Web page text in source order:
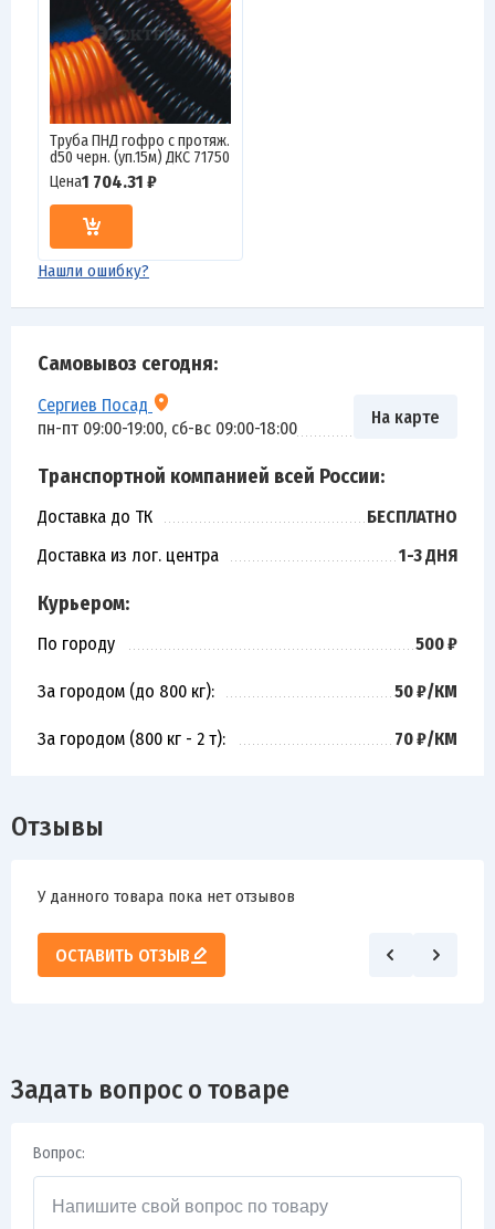
Самовывоз сегодня:
Сергиев Посад
пн-пт 09:00-19:00, сб-вс 09:00-18:00
На карте
Транспортной компанией всей России:
Доставка до ТК
БЕСПЛАТНО
Доставка из лог. центра
1-3 ДНЯ
Курьером:
По городу 500 ₽
За городом (до 800 кг): 50 ₽/КМ
За городом (800 кг - 2 т): 70 ₽/КМ
Труба ПНД гофро c протяж.
d50 черн. (уп.15м) ДКС 71750
Цена1 704.31 ₽
Нашли ошибку?
Отзывы
У данного товара пока нет отзывов
ОСТАВИТЬ ОТЗЫВ
Задать вопрос о товаре
Вопрос: